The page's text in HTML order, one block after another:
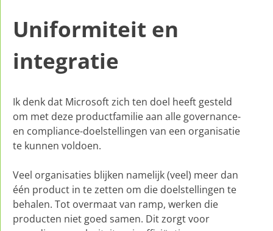
Uniformiteit en
integratie
Ik denk dat Microsoft zich ten doel heeft gesteld
om met deze productfamilie aan alle governance-
en compliance-doelstellingen van een organisatie
te kunnen voldoen.
Veel organisaties blijken namelijk (veel) meer dan
één product in te zetten om die doelstellingen te
behalen. Tot overmaat van ramp, werken die
producten niet goed samen. Dit zorgt voor